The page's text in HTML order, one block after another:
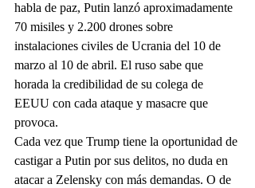
habla de paz, Putin lanzó aproximadamente
70 misiles y 2.200 drones sobre
instalaciones civiles de Ucrania del 10 de
marzo al 10 de abril. El ruso sabe que
horada la credibilidad de su colega de
EEUU con cada ataque y masacre que
provoca.
Cada vez que Trump tiene la oportunidad de
castigar a Putin por sus delitos, no duda en
atacar a Zelensky con más demandas. O de